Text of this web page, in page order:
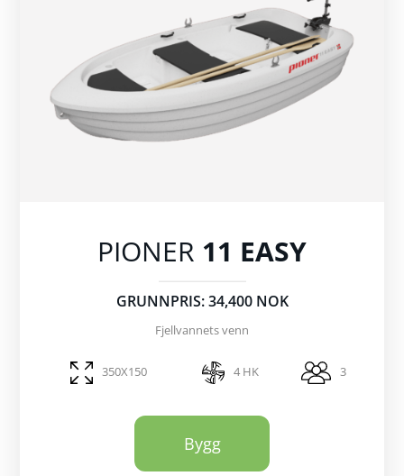
PIONER 11 EASY
GRUNNPRIS: 34,400 NOK
Fjellvannets venn
350X150 4 HK 3
Bygg